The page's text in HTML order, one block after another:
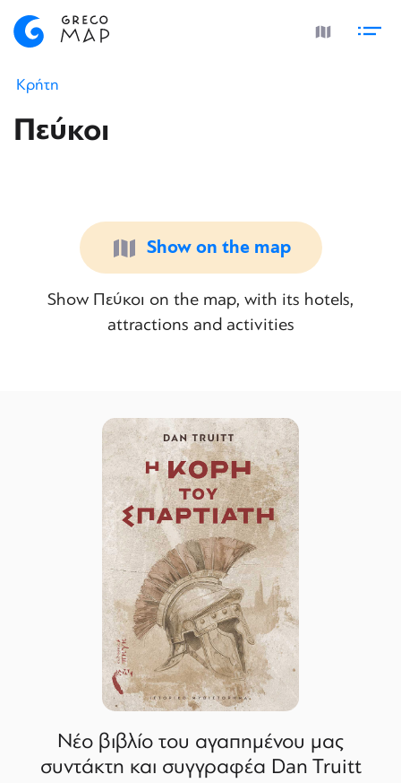
Κρήτη
Πεύκοι
Show on the map
Show Πεύκοι on the map, with its hotels,
attractions and activities
Νέο βιβλίο του αγαπημένου μας
συντάκτη και συγγραφέα Dan Truitt